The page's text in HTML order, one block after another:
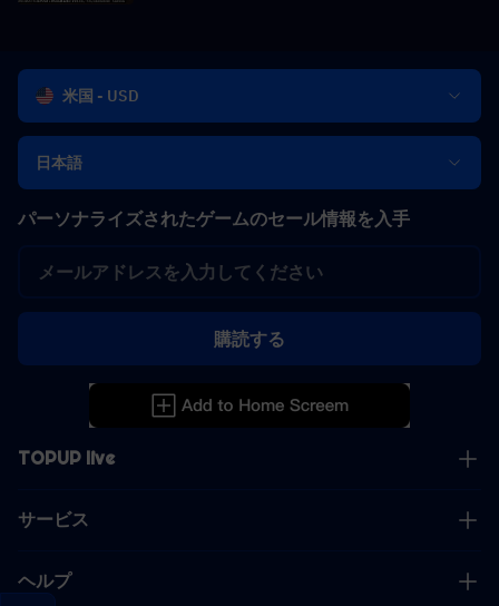
米国 - USD
日本語
TOPUP live
サービス
ヘルプ
パーソナライズされたゲームのセール情報を入手
購読する